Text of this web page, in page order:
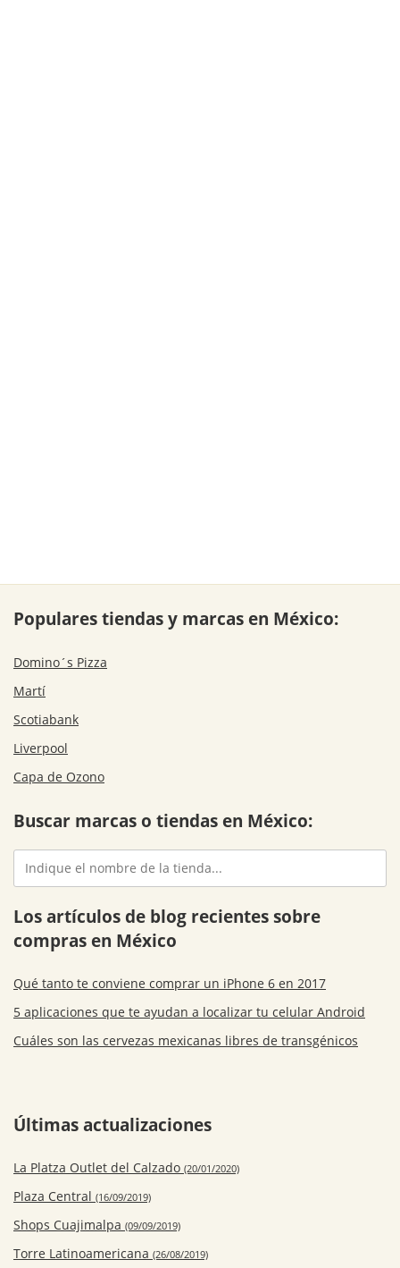
Populares tiendas y marcas en México:
Domino´s Pizza
Martí
Scotiabank
Liverpool
Capa de Ozono
Buscar marcas o tiendas en México:
Los artículos de blog recientes sobre
compras en México
Qué tanto te conviene comprar un iPhone 6 en 2017
5 aplicaciones que te ayudan a localizar tu celular Android
Cuáles son las cervezas mexicanas libres de transgénicos
Últimas actualizaciones
La Platza Outlet del Calzado (20/01/2020)
Plaza Central (16/09/2019)
Shops Cuajimalpa (09/09/2019)
Torre Latinoamericana (26/08/2019)